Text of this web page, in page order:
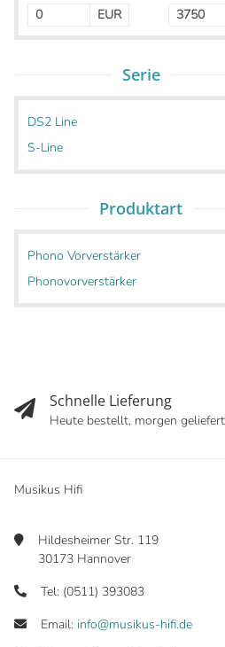
EUR
Serie
DS2 Line
S-Line
Produktart
Phono Vorverstärker
Phonovorverstärker
Schnelle Lieferung
Heute bestellt, morgen geliefert
Musikus Hifi
Hildesheimer Str. 119
30173 Hannover
Tel: (0511) 393083
Email: info@musikus-hifi.de